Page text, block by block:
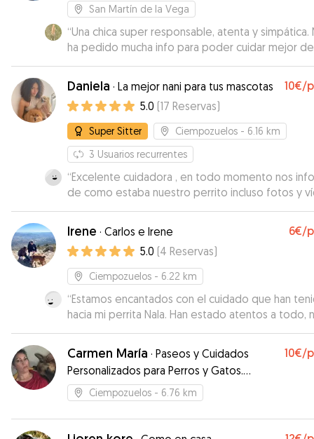
San Martín de la Vega
“Una chica super responsable, atenta y simpática.
ha pedido mucha info para poder cuidar mejor de
y la pequeña ha estado encantada con ella.
nos ha tenido informados de las actividades de
nuestra perrita. Hace una gran labor con su hogar
acogida. Repetiríamos seguro.”
Daniela · La mejor nani para tus mascotas 10€/
5.0 (17 Reservas)
Super Sitter Ciempozuelos - 6.16 km
3 Usuarios recurrentes
“Excelente cuidadora , en todo momento nos
de como estaba nuestro perrito incluso fotos y
y fue muy amable”
Irene · Carlos e Irene 6€/
5.0 (4 Reservas)
Ciempozuelos - 6.22 km
“Estamos encantados con el cuidado que han
hacia mi perrita Nala. Han estado atentos a todo,
han enviados fotos cada día de Nala para que
viéramos que estaba bien y estuviéramos más
tranquilos. Su perrito Atom se lleva genial con Nala,
algo que nos preocupaba ya que mi perrita es muy
nerviosa y hay otros perritos que tanta energía no
tiempo de respuesta es muy corto, osea que
Carmen María · Paseos y Cuidados
Personalizados para Perros y Gatos.
Formación en Educación Canina, Primeros
Auxilios, Cuidados e Higiene.
10€/
Ciempozuelos - 6.76 km